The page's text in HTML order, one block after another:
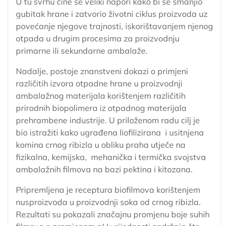
gubitak hrane i zatvorio životni ciklus proizvoda uz
povećanje njegove trajnosti, iskorištavanjem njenog
otpada u drugim procesima za proizvodnju
primarne ili sekundarne ambalaže.
Nadalje, postoje znanstveni dokazi o primjeni
različitih izvora otpadne hrane u proizvodnji
ambalažnog materijala korištenjem različitih
prirodnih biopolimera iz otpadnog materijala
prehrambene industrije. U priloženom radu cilj je
bio istražiti kako ugrađena liofilizirana i usitnjena
komina crnog ribizla u obliku praha utječe na
fizikalna, kemijska, mehanička i termička svojstva
ambalažnih filmova na bazi pektina i kitozana.
Pripremljena je receptura biofilmova korištenjem
nusproizvoda u proizvodnji soka od crnog ribizla.
Rezultati su pokazali značajnu promjenu boje suhih